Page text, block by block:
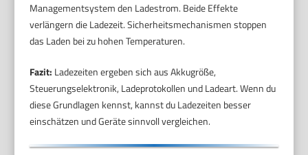
Managementsystem den Ladestrom. Beide Effekte
verlängern die Ladezeit. Sicherheitsmechanismen stoppen
das Laden bei zu hohen Temperaturen.
Fazit: Ladezeiten ergeben sich aus Akkugröße,
Steuerungselektronik, Ladeprotokollen und Ladeart. Wenn du
diese Grundlagen kennst, kannst du Ladezeiten besser
einschätzen und Geräte sinnvoll vergleichen.